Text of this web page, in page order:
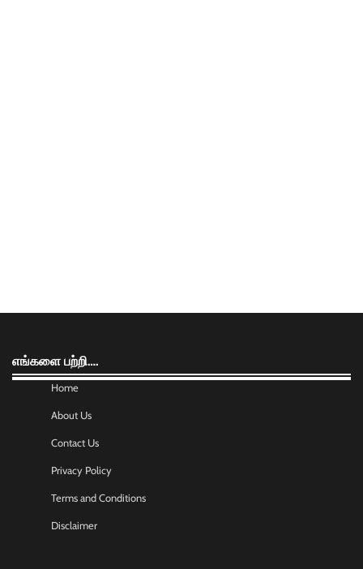
எங்களை பற்றி….
Home
About Us
Contact Us
Privacy Policy
Terms and Conditions
Disclaimer